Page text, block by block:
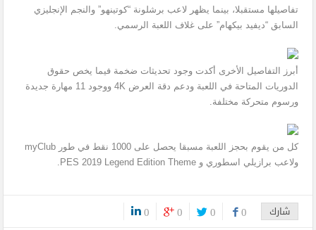
تفاصيلها مستقبلا، بينما يظهر لاعب برشلونة “كوتينهو” والنجم الإنجليزي
السابق “ديفيد بيكهام” على غلاف اللعبة الرسمي.
أبرز التفاصيل الأخرى أكدت وجود تحديثات ضخمة فيما يخص حقوق
الدوريات المتاحة في اللعبة ودعم دقة العرض 4K ووجود 11 مهارة جديدة
ورسوم متحركة مختلفة.
كل من يقوم بحجز اللعبة مسبقا يحصل على 1000 نقط في طور myClub
ولاعب برازيلي اسطوري و PES 2019 Legend Edition Theme.
شارك 0
0
0
0